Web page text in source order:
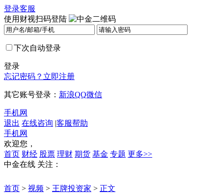
登录客服
使用财视扫码登陆
下次自动登录
登录
忘记密码？ 立即注册
其它账号登录： 新浪QQ微信
手机网
退出 在线咨询 |客服帮助
手机网
欢迎您，
首页 财经 股票 理财 期货 基金 专题 更多>>
中金在线 关注：
首页 > 视频 > 王牌投资家 > 正文